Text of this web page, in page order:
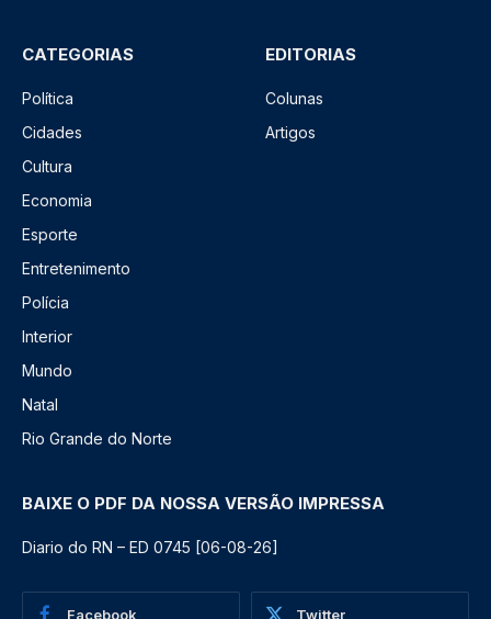
CATEGORIAS
Política
Cidades
Cultura
Economia
Esporte
Entretenimento
Polícia
Interior
Mundo
Natal
Rio Grande do Norte
EDITORIAS
Colunas
Artigos
BAIXE O PDF DA NOSSA VERSÃO IMPRESSA
Diario do RN – ED 0745 [06-08-26]
Facebook Twitter